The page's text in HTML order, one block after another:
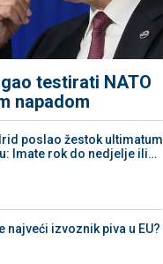
testirati NATO
napadom
poslao žestok ultimatum
Imate rok do nedjelje ili…
najveći izvoznik piva u EU?